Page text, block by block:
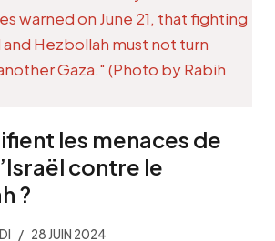
les menaces de
contre le
?
28 JUIN 2024